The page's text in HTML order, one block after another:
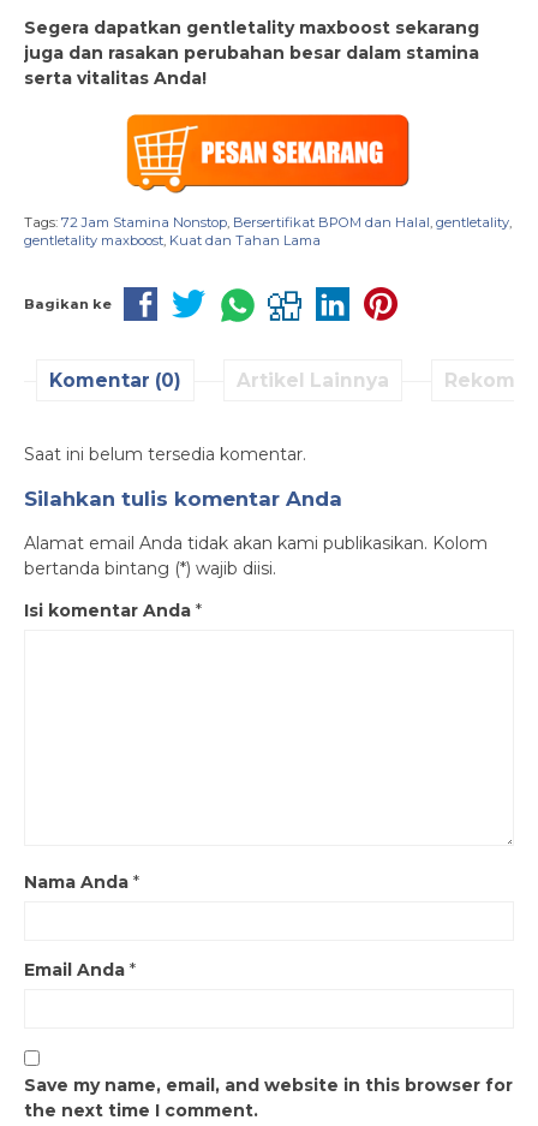
Segera dapatkan gentletality maxboost sekarang
juga dan rasakan perubahan besar dalam stamina
serta vitalitas Anda!
Tags: 72 Jam Stamina Nonstop Bersertifikat BPOM dan Halal gentletality
gentletality maxboost Kuat dan Tahan Lama
Bagikan ke
Komentar (0) Artikel Lainnya
Saat ini belum tersedia komentar.
Silahkan tulis komentar Anda
Alamat email Anda tidak akan kami publikasikan. Kolom
bertanda bintang (*) wajib diisi.
Isi komentar Anda *
Nama Anda *
Email Anda *
Save my name, email, and website in this browser for
the next time I comment.